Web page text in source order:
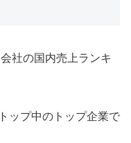
社の国内売上ランキ
ップ中のトップ企業で